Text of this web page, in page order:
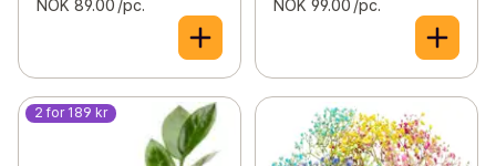
NOK 89.00 /pc. NOK 99.00 /pc.
2 for 189 kr